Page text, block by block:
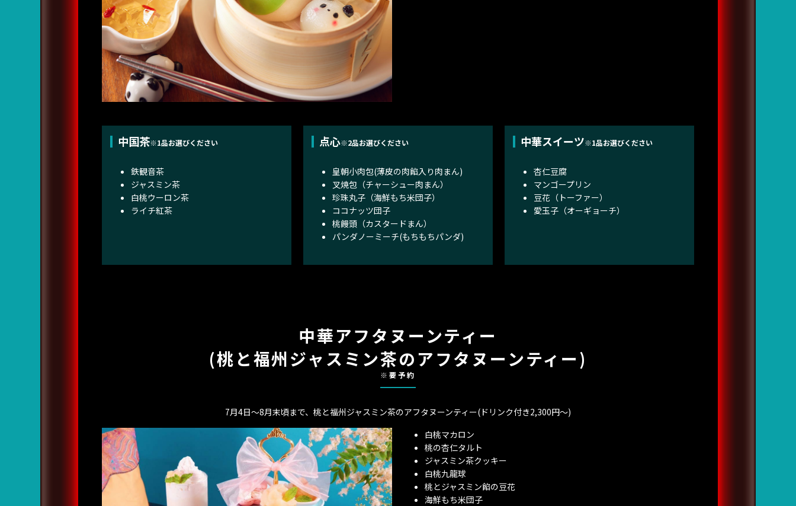
中国茶※1品お選びください
鉄観音茶
ジャスミン茶
白桃ウーロン茶
ライチ紅茶
点心※2品お選びください
皇朝小肉包(薄皮の肉餡入り肉まん)
叉焼包（チャーシュー肉まん）
珍珠丸子（海鮮もち米団子）
ココナッツ団子
桃饅頭（カスタードまん）
パンダノーミーチ(もちもちパンダ)
中華スイーツ※1品お選びください
杏仁豆腐
マンゴープリン
豆花（トーファー）
愛玉子（オーギョーチ）
中華アフタヌーンティー
(桃と福州ジャスミン茶のアフタヌーンティー)
※要予約
7月4日〜8月末頃まで、桃と福州ジャスミン茶のアフタヌーンティー(ドリンク付き2,300円〜)
白桃マカロン
桃の杏仁タルト
ジャスミン茶クッキー
白桃九龍球
桃とジャスミン餡の豆花
海鮮もち米団子